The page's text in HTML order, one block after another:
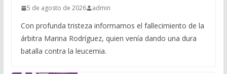
5 de agosto de 2026 admin
Con profunda tristeza informamos el fallecimiento de la
árbitra Marina Rodríguez, quien venía dando una dura
batalla contra la leucemia.